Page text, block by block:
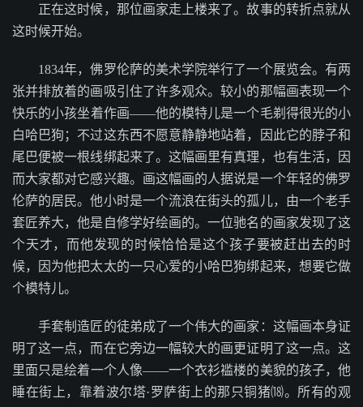
正在这时候，那位画家走上楼来了。故事的转折点就从
这时候开始。
1834年，佛罗伦萨的美术学院举行了一个展览会。有两
张并排放着的画吸引住了许多观众。较小的那幅画表现一个
快乐的小孩坐着作画——他的模特儿是一个毛剃得很光的小
白哈巴狗；不过这东西不愿意静静地站着，因此它的脖子和
尾巴便被一根线绑起来了。这幅画里有真理，也有生活，因
而大家都对它感兴趣。画这幅画的人据说是一个年轻的佛罗
伦萨的居民。他小时是一个流浪在街头的孤儿，由一个老手
套匠养大，他是自修学好绘画的。一位驰名的画家发现了这
个天才，而他发现的时候恰恰是这个孩子要被赶出去的时
候，因为他把太太的一只心爱的小哈巴狗绑起来，想要它做
个模特儿。
手套制造匠的徒弟成了一个伟大的画家：这幅画本身证
明了这一点，而在它旁边一幅较大的画更证明了这一点。这
里面只是绘着一个人像——一个衣衫褴楼的美貌的孩子，他
睡在街上，靠着波尔塔·罗萨街上的那只铜猪⒅。所有的观